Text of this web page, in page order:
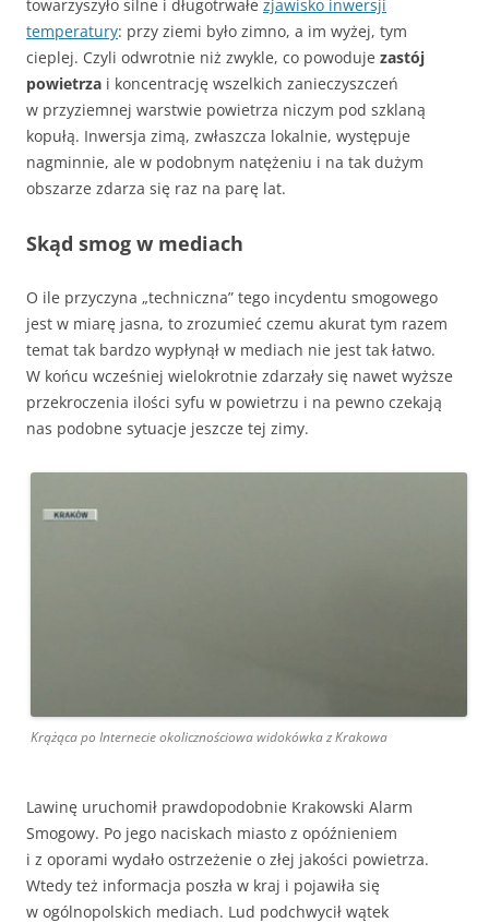
towarzyszyło silne i długotrwałe zjawisko inwersji
temperatury: przy ziemi było zimno, a im wyżej, tym
cieplej. Czyli odwrotnie niż zwykle, co powoduje zastój
powietrza i koncentrację wszelkich zanieczyszczeń
w przyziemnej warstwie powietrza niczym pod szklaną
kopułą. Inwersja zimą, zwłaszcza lokalnie, występuje
nagminnie, ale w podobnym natężeniu i na tak dużym
obszarze zdarza się raz na parę lat.
Skąd smog w mediach
O ile przyczyna „techniczna” tego incydentu smogowego
jest w miarę jasna, to zrozumieć czemu akurat tym razem
temat tak bardzo wypłynął w mediach nie jest tak łatwo.
W końcu wcześniej wielokrotnie zdarzały się nawet wyższe
przekroczenia ilości syfu w powietrzu i na pewno czekają
nas podobne sytuacje jeszcze tej zimy.
Krążąca po Internecie okolicznościowa widokówka z Krakowa
Lawinę uruchomił prawdopodobnie Krakowski Alarm
Smogowy. Po jego naciskach miasto z opóźnieniem
i z oporami wydało ostrzeżenie o złej jakości powietrza.
Wtedy też informacja poszła w kraj i pojawiła się
w ogólnopolskich mediach. Lud podchwycił wątek